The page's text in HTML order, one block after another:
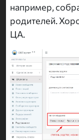
например,
родителей.
ЦА.